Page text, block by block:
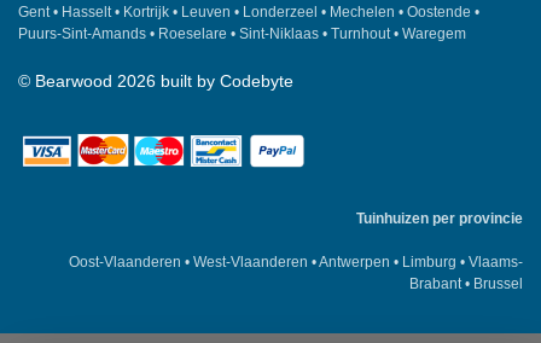
Gent • Hasselt • Kortrijk • Leuven • Londerzeel • Mechelen • Oostende •
Puurs-Sint-Amands • Roeselare • Sint-Niklaas • Turnhout • Waregem
© Bearwood 2026 built by Codebyte
Tuinhuizen per provincie
Oost-Vlaanderen • West-Vlaanderen •Antwerpen • Limburg • Vlaams-
Brabant• Brussel